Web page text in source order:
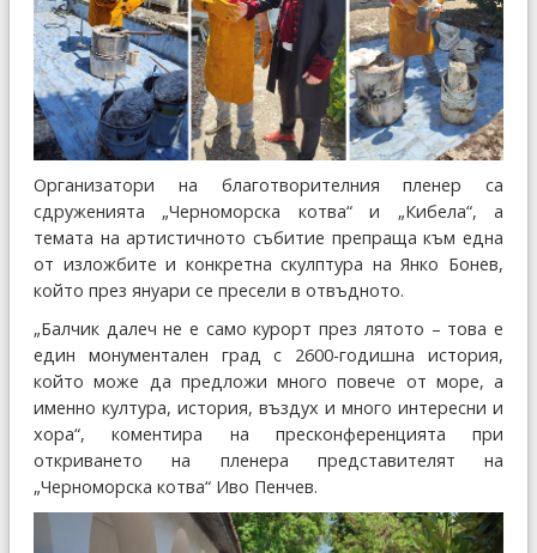
Организатори на благотворителния пленер са
сдруженията „Черноморска котва“ и „Кибела“, а
темата на артистичното събитие препраща към една
от изложбите и конкретна скулптура на Янко Бонев,
който през януари се пресели в отвъдното.
„Балчик далеч не е само курорт през лятото – това е
един монументален град с 2600-годишна история,
който може да предложи много повече от море, а
именно култура, история, въздух и много интересни и
хора“, коментира на пресконференцията при
откриването на пленера представителят на
„Черноморска котва“ Иво Пенчев.